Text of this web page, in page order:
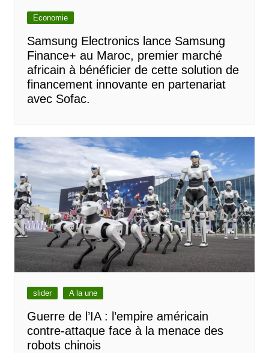
Economie
Samsung Electronics lance Samsung
Finance+ au Maroc, premier marché
africain à bénéficier de cette solution de
financement innovante en partenariat
avec Sofac.
slider A la une
Guerre de l’IA : l’empire américain
contre-attaque face à la menace des
robots chinois